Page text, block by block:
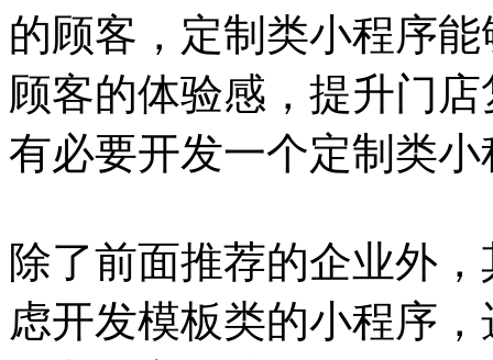
的顾客，定制类小程序
顾客的体验感，提升门
有必要开发一个定制类小
除了前面推荐的企业外
虑开发模板类的小程序